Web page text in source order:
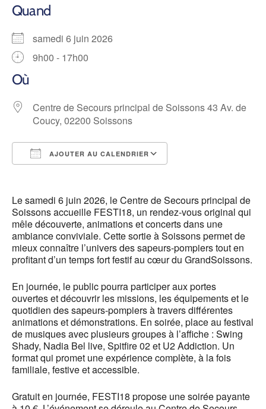
Quand
samedi 6 juin 2026
9h00 - 17h00
Où
Centre de Secours principal de Soissons 43 Av. de
Coucy, 02200 Soissons
AJOUTER AU CALENDRIER
Le samedi 6 juin 2026, le Centre de Secours principal de
Soissons accueille FESTI18, un rendez-vous original qui
mêle découverte, animations et concerts dans une
ambiance conviviale. Cette sortie à Soissons permet de
mieux connaître l’univers des sapeurs-pompiers tout en
profitant d’un temps fort festif au cœur du GrandSoissons.
En journée, le public pourra participer aux portes
ouvertes et découvrir les missions, les équipements et le
quotidien des sapeurs-pompiers à travers différentes
animations et démonstrations. En soirée, place au festival
de musiques avec plusieurs groupes à l’affiche : Swing
Shady, Nadia Bel live, Spitfire 02 et U2 Addiction. Un
format qui promet une expérience complète, à la fois
familiale, festive et accessible.
Gratuit en journée, FESTI18 propose une soirée payante